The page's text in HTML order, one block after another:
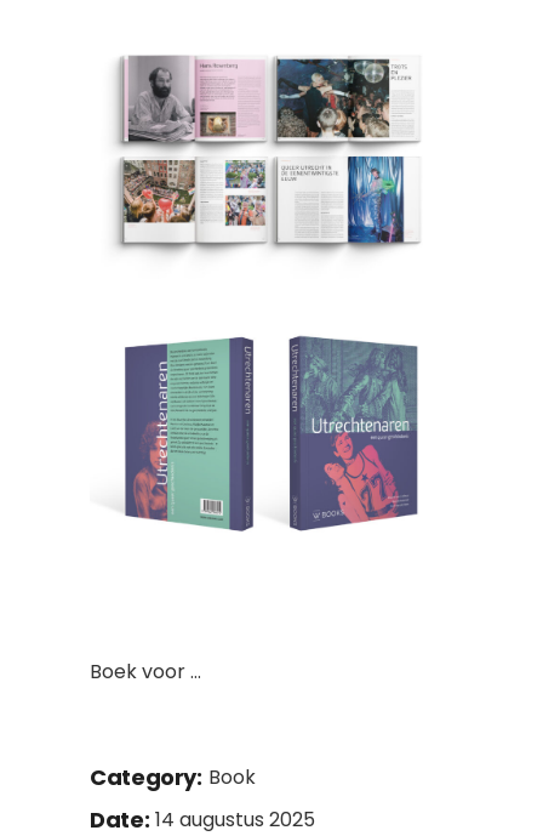
Boek voor …
Category: Book
Date: 14 augustus 2025